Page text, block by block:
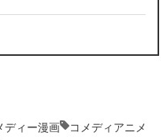
ディー漫画
コメディアニメ